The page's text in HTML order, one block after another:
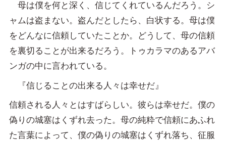
母は僕を何と深く、信じてくれているんだろう。シ
ャムは盗まない。盗んだとしたら、白状する。母は僕
をどんなに信頼していたことか。どうして、母の信頼
を裏切ることが出来るだろう。トゥカラマのあるアバ
ンガの中に言われている。
『信じることの出来る人々は幸せだ』
信頼される人々とはすばらしい。彼らは幸せだ。僕の
偽りの城塞はくずれ去った。母の純粋で信頼にあふれ
た言葉によって、僕の偽りの城塞はくずれ落ち、征服